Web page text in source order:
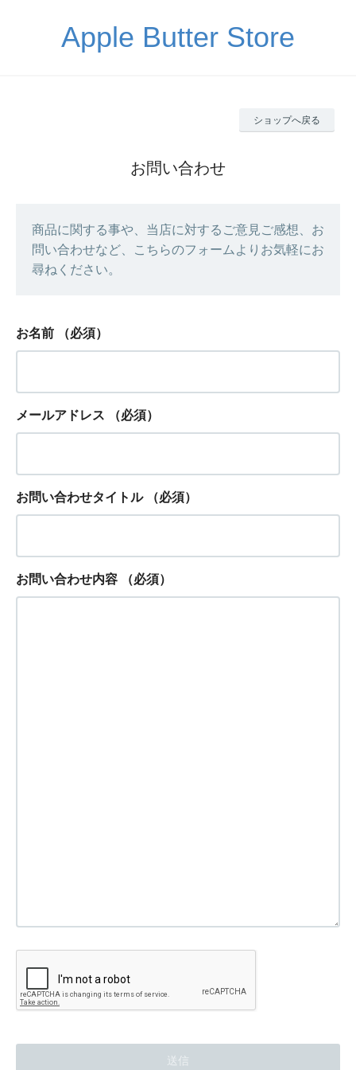
Apple Butter Store
ショップへ戻る
お問い合わせ
商品に関する事や、当店に対するご意見ご感想、お
問い合わせなど、こちらのフォームよりお気軽にお
尋ねください。
お名前 （必須）
メールアドレス （必須）
お問い合わせタイトル （必須）
お問い合わせ内容 （必須）